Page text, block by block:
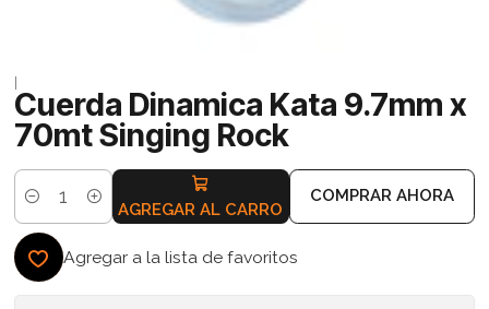
Cuerda Dinamica Kata 9.7mm x
70mt Singing Rock
Cantidad AGREGAR AL CARRO
COMPRAR AHORA
Agregar a la lista de favoritos